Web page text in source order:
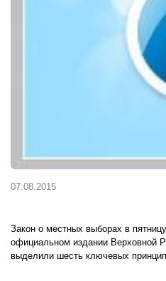
07.08.2015
Закон о местных выборах в
официальном издании Верховной
выделили шесть ключевых